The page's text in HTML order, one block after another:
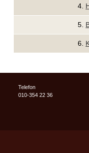
4.
5.
6.
Telefon
010-354 22 36